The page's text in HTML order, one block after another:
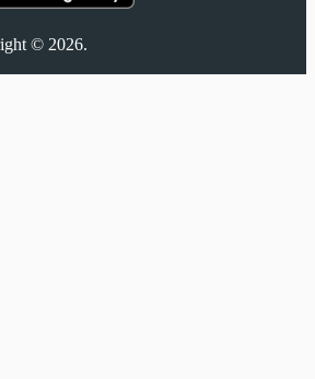
© 2026.